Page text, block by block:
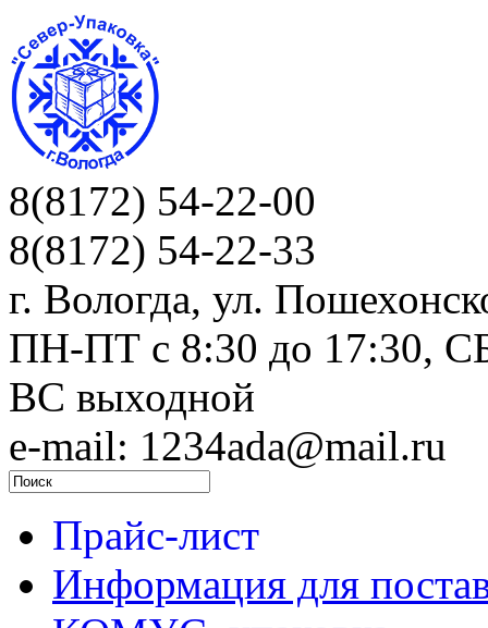
8(8172) 54-22-00
8(8172) 54-22-33
г. Вологда, ул.
ПН-ПТ c 8:30 до 17:30,
ВС выходной
e-mail: 1234ada@mail.ru
Прайс-лист
Информация для